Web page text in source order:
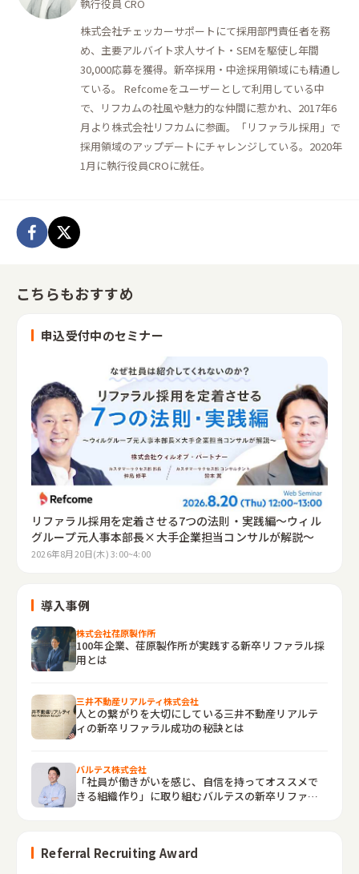
執行役員 CRO
株式会社チェッカーサポートにて採用部門責任者を務
め、主要アルバイト求人サイト・SEMを駆使し年間
30,000応募を獲得。新卒採用・中途採用領域にも精通し
ている。 Refcomeをユーザーとして利用している中
で、リフカムの社風や魅力的な仲間に惹かれ、2017年6
月より株式会社リフカムに参画。「リファラル採用」で
採用領域のアップデートにチャレンジしている。2020年
1月に執行役員CROに就任。
こちらもおすすめ
申込受付中のセミナー
リファラル採用を定着させる7つの法則・実践編～ウィル
グループ元人事本部長×大手企業担当コンサルが解説～
2026年8月20日(木) 3:00~4:00
導入事例
株式会社荏原製作所
100年企業、荏原製作所が実践する新卒リファラル採
用とは
三井不動産リアルティ株式会社
人との繋がりを大切にしている三井不動産リアルテ
ィの新卒リファラル成功の秘訣とは
バルテス株式会社
「社員が働きがいを感じ、自信を持ってオススメで
きる組織作り」に取り組むバルテスの新卒リファラ
Referral Recruiting Award